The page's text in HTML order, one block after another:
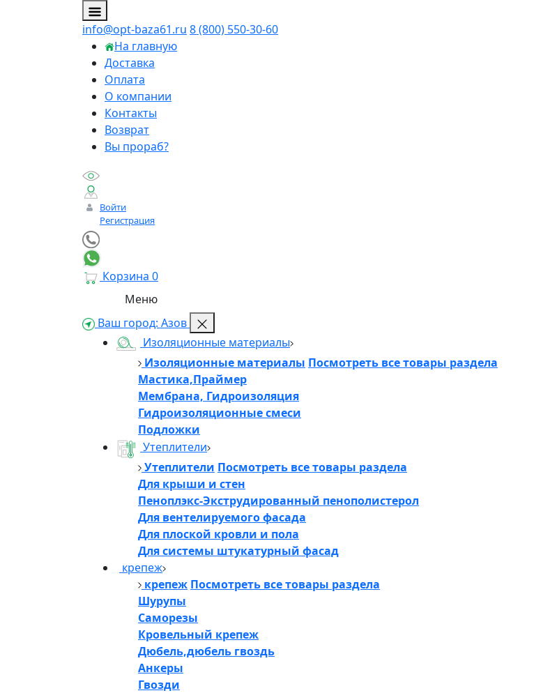
info@opt-baza61.ru 8 (800) 550-30-60
На главную
Доставка
Оплата
О компании
Контакты
Возврат
Вы прораб?
Войти
Регистрация
Корзина 0
Меню
Ваш город: Азов
Изоляционные материалы
Изоляционные материалы Посмотреть все товары раздела
Мастика,Праймер
Мембрана, Гидроизоляция
Гидроизоляционные смеси
Подложки
Утеплители
Утеплители Посмотреть все товары раздела
Для крыши и стен
Пеноплэкс-Экструдированный пенополистерол
Для вентелируемого фасада
Для плоской кровли и пола
Для системы штукатурный фасад
крепеж
крепеж Посмотреть все товары раздела
Шурупы
Саморезы
Кровельный крепеж
Дюбель,дюбель гвоздь
Анкеры
Гвозди